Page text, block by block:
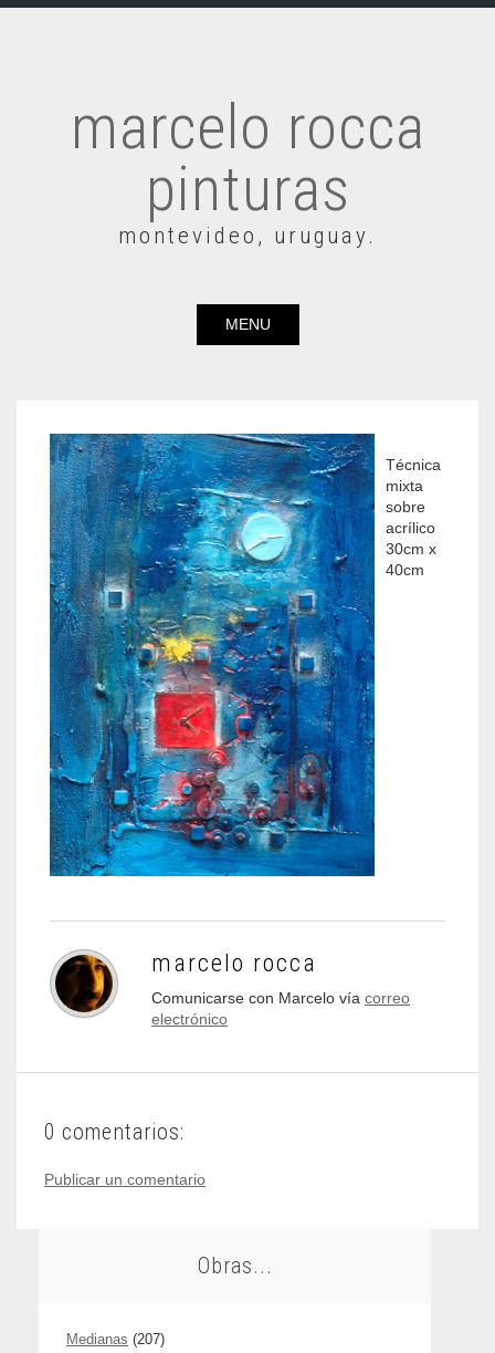
marcelo rocca
pinturas
montevideo, uruguay.
MENU
Técnica
mixta
sobre
acrílico
30cm x
40cm
marcelo rocca
Comunicarse con Marcelo vía correo
electrónico
0 comentarios:
Publicar un comentario
Obras...
Medianas (207)